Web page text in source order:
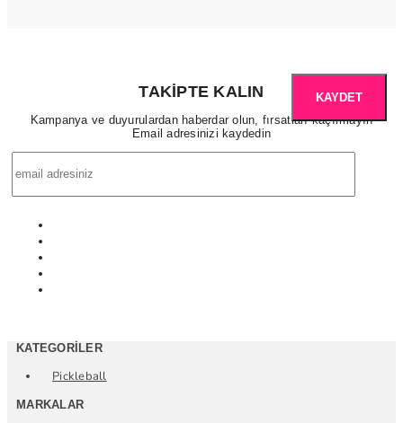
TAKIPTE KALIN
Kampanya ve duyurulardan haberdar olun, fırsatları kaçırmayın
Email adresinizi kaydedin
KAYDET
KATEGORILER
Pickleball
MARKALAR